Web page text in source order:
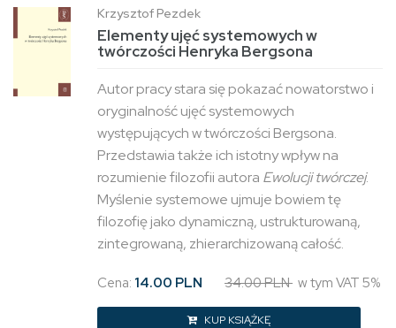
Krzysztof Pezdek
Elementy ujęć systemowych w
twórczości Henryka Bergsona
Autor pracy stara się pokazać nowatorstwo i
oryginalność ujęć systemowych
występujących w twórczości Bergsona.
Przedstawia także ich istotny wpływ na
rozumienie filozofii autora Ewolucji twórczej.
Myślenie systemowe ujmuje bowiem tę
filozofię jako dynamiczną, ustrukturowaną,
zintegrowaną, zhierarchizowaną całość.
Cena: 14.00 PLN 34.00 PLN w tym VAT 5%
KUP KSIĄŻKĘ